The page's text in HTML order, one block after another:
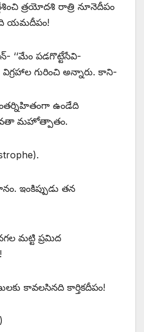
త్రయోదశి రాత్రి నూనెదీపం
యమదీపం!
పడగొట్టేసేవి-
గురించి అన్నారు. కాని-
ఉండేది
మహోత్పాతం.
ఇంకిప్పుడు తన
మట్టి ప్రమిద
కావలసినది కార్తికదీపం!